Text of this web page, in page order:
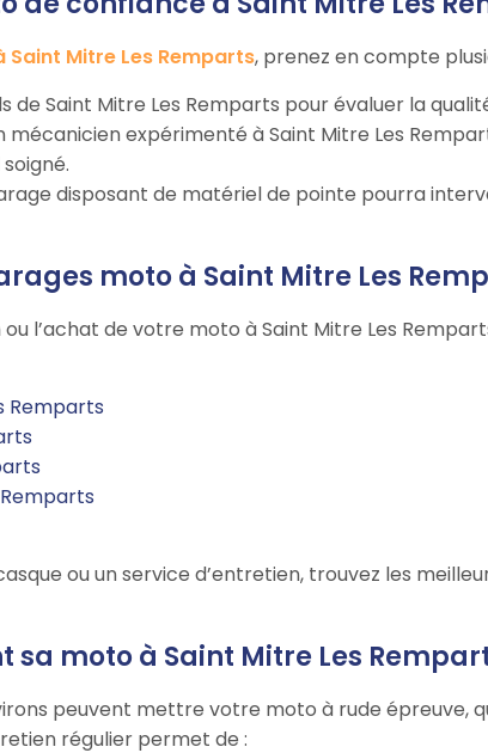
Mitre Les Remparts, prenez en compte
de Saint Mitre Les Remparts pour évaluer la
mécanicien expérimenté à Saint Mitre Les
disposant de matériel de pointe pourra
moto à Saint Mitre Les
l’achat de votre moto à Saint Mitre Les
Remparts
ou un service d’entretien, trouvez les
moto à Saint Mitre Les
peuvent mettre votre moto à rude épreuve,
régulier permet de :